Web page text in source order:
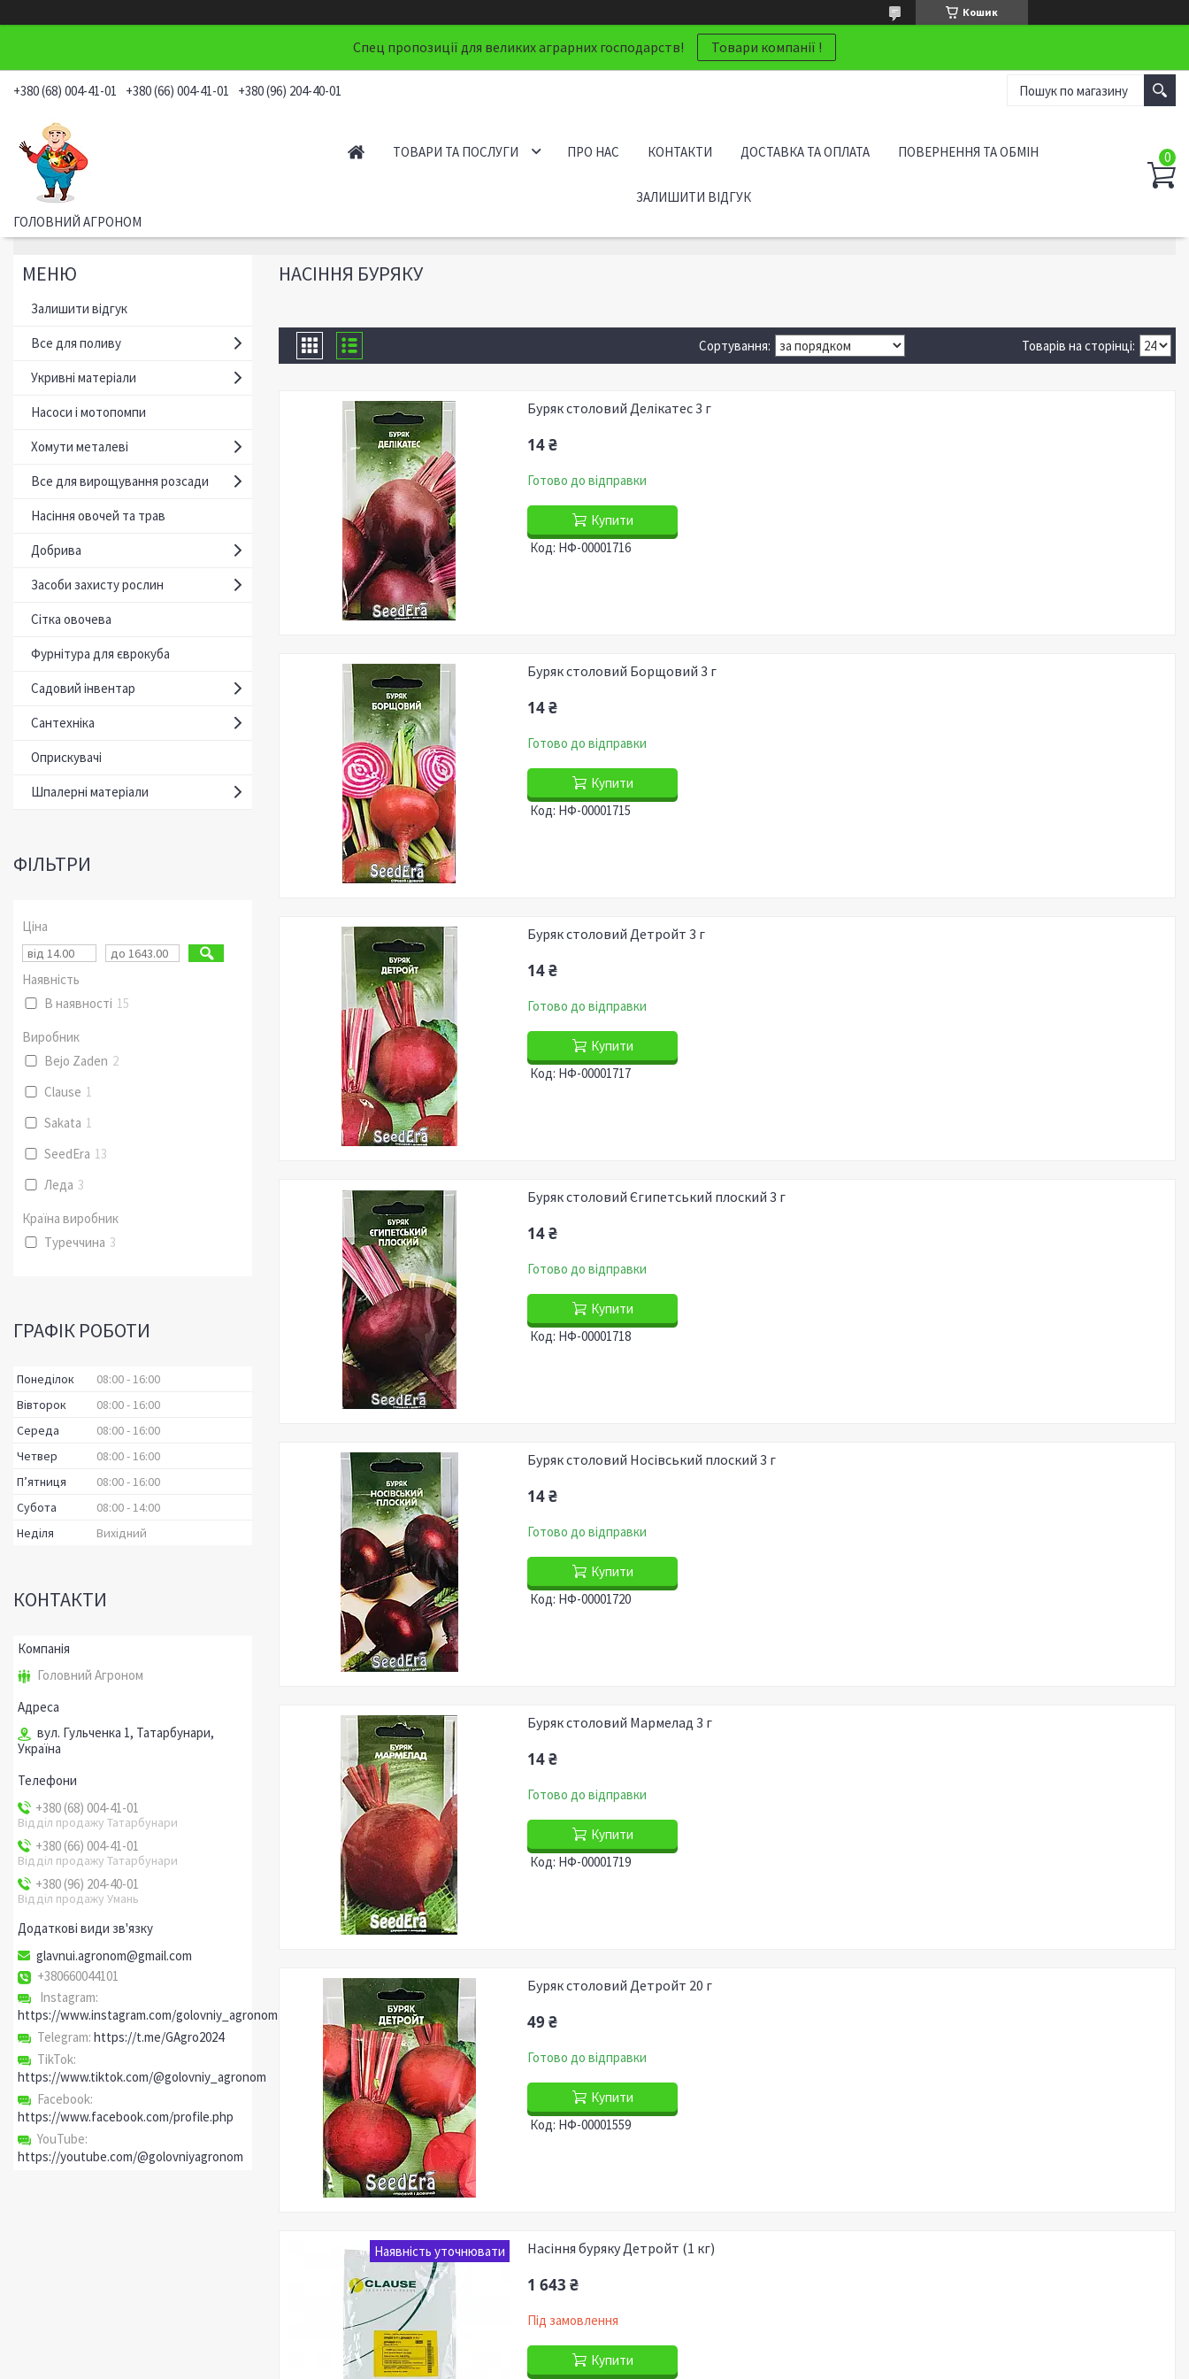
Кошик
Спец пропозиції для великих аграрних господарств! Товари компанії !
+380 (68) 004-41-01 +380 (66) 004-41-01 +380 (96) 204-40-01
ГОЛОВНИЙ АГРОНОМ
ТОВАРИ ТА ПОСЛУГИ ПРО НАС КОНТАКТИ ДОСТАВКА ТА ОПЛАТА ПОВЕРНЕННЯ ТА ОБМІН
ЗАЛИШИТИ ВІДГУК
НАСІННЯ БУРЯКУ
Буряк столовий Делікатес 3 г
14 ₴
Готово до відправки
Купити
НФ-00001716
Буряк столовий Борщовий 3 г
14 ₴
Готово до відправки
Купити
НФ-00001715
Буряк столовий Детройт 3 г
14 ₴
Готово до відправки
Купити
НФ-00001717
Буряк столовий Єгипетський плоский 3 г
14 ₴
Готово до відправки
Купити
НФ-00001718
Буряк столовий Носівський плоский 3 г
14 ₴
Готово до відправки
Купити
НФ-00001720
Буряк столовий Мармелад 3 г
14 ₴
Готово до відправки
Купити
НФ-00001719
Буряк столовий Детройт 20 г
49 ₴
Готово до відправки
Купити
НФ-00001559
Наявність уточнювати Насіння буряку Детройт (1 кг)
1 643 ₴
Під замовлення
Купити
Залишити відгук
Все для поливу
Укривні матеріали
Насоси і мотопомпи
Хомути металеві
Все для вирощування розсади
Насіння овочей та трав
Добрива
Засоби захисту рослин
Сітка овочева
Фурнітура для єврокуба
Садовий інвентар
Сантехніка
Оприскувачі
Шпалерні матеріали
ФІЛЬТРИ
Ціна
Наявність
В наявності 15
Виробник
Bejo Zaden 2
Clause 1
Sakata 1
SeedEra 13
Леда 3
Країна виробник
Туреччина 3
ГРАФІК РОБОТИ
Понеділок 08:00 16:00
Вівторок
08:00 16:00
Середа
08:00 16:00
Четвер
08:00 16:00
Пʼятниця
08:00 16:00
Субота
08:00 14:00
Неділя
Вихідний
КОНТАКТИ
Головний Агроном
вул. Гульченка 1, Татарбунари,
Україна
+380 (68) 004-41-01
Відділ продажу Татарбунари
+380 (66) 004-41-01
Відділ продажу Татарбунари
+380 (96) 204-40-01
Відділ продажу Умань
glavnui.agronom@gmail.com
+380660044101
Instagram
https://www.instagram.com/golovniy_agronom
Telegram https://t.me/GAgro2024
TikTok
https://www.tiktok.com/@golovniy_agronom
Facebook
https://www.facebook.com/profile.php
YouTube
https://youtube.com/@golovniyagronom